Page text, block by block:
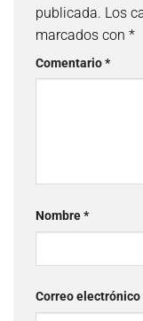
publicada. Los
marcados con *
Comentario*
Nombre*
Correo electrónico